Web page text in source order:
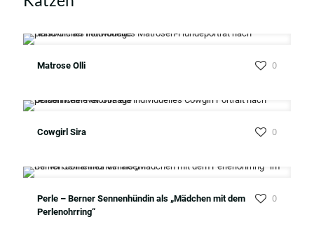
Matrose Olli 0
Cowgirl Sira 0
Perle – Berner Sennenhündin als „Mädchen mit dem
Perlenohrring“
0